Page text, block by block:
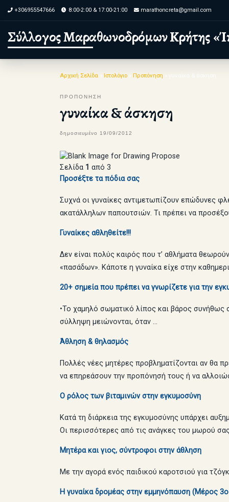
Skip to content
+306955547666 8:00-2:00 & 17:00-21:00 marathoncreta@gmail.com
Σύλλογος Μαραθωνοδρόμων Κρήτης
Αρχική Σελίδα Ιστολόγιο Προπόνηση
ΠΡΟΠΟΝΗΣΗ
γυναίκα & άσκηση
δημοσιευμένο 19/09/2012
Σελίδα 1 από 3
Προσέξτε τα πόδια σας
Συχνά οι γυναίκες αντιμετωπίζουν επώδυνες
ακατάλληλων παπουτσιών. Τι πρέπει να
Γυναίκες αθληθείτε!!!
Δεν είναι πολύς καιρός που τ’ αθλήματα
«πασάδων». Κάποτε η γυναίκα είχε στην
20+ σημεία που πρέπει να γνωρίζετε για την
•Το χαμηλό σωματικό λίπος και βάρος συνήθως
σύλληψη μειώνονται, όταν …
Άθληση & θηλασμός
Πολλές νέες μητέρες προβληματίζονται αν θα
να επηρεάσουν την προπόνησή τους ή να
Ο ρόλος των βιταμινών στην εγκυμοσύνη
Κατά τη διάρκεια της εγκυμοσύνης υπάρχει
Οι περισσότερες από τις ανάγκες του μωρού
Μητέρα και γιος, σύντροφοι στην άθληση
Με την αγορά ενός παιδικού καροτσιού για
Η γυναίκα δρομέας στην εμμηνόπαυση (Mέρος